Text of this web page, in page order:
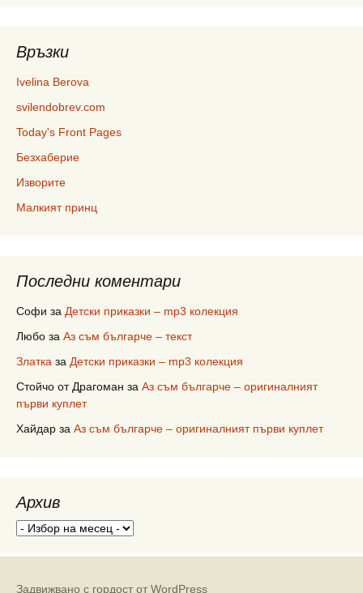
Връзки
Ivelina Berova
svilendobrev.com
Today's Front Pages
Безхаберие
Изворите
Малкият принц
Последни коментари
Софи за Детски приказки – mp3 колекция
Любо за Аз съм българче – текст
Златка за Детски приказки – mp3 колекция
Стойчо от Драгоман за Аз съм българче – оригиналният
първи куплет
Хайдар за Аз съм българче – оригиналният първи куплет
Архив
Архив
Задвижвано с гордост от WordPress